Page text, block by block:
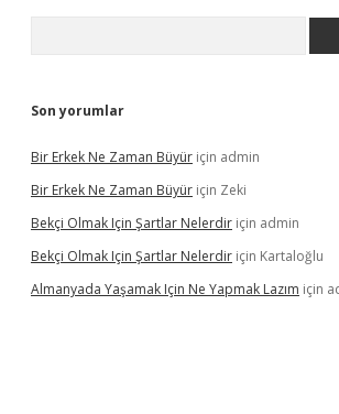
Son yorumlar
Bir Erkek Ne Zaman Büyür için admin
Bir Erkek Ne Zaman Büyür için Zeki
Bekçi Olmak Için Şartlar Nelerdir için admin
Bekçi Olmak Için Şartlar Nelerdir için Kartaloğlu
Almanyada Yaşamak Için Ne Yapmak Lazım için